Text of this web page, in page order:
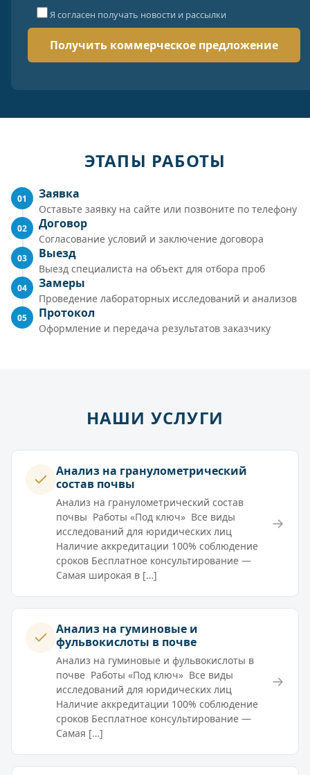
Я согласен получать новости и рассылки
ЭТАПЫ РАБОТЫ
01 Заявка
Оставьте заявку на сайте или позвоните по телефону
02 Договор
Согласование условий и заключение договора
03 Выезд
Выезд специалиста на объект для отбора проб
04 Замеры
Проведение лабораторных исследований и анализов
05 Протокол
Оформление и передача результатов заказчику
НАШИ УСЛУГИ
Анализ на гранулометрический
состав почвы
Анализ на гранулометрический состав
почвы Работы «Под ключ» Все виды
исследований для юридических лиц
Наличие аккредитации 100% соблюдение
сроков Бесплатное консультирование —
Самая широкая в […]
→
Анализ на гуминовые и
фульвокислоты в почве
Анализ на гуминовые и фульвокислоты в
почве Работы «Под ключ» Все виды
исследований для юридических лиц
Наличие аккредитации 100% соблюдение
сроков Бесплатное консультирование —
Самая […]
→